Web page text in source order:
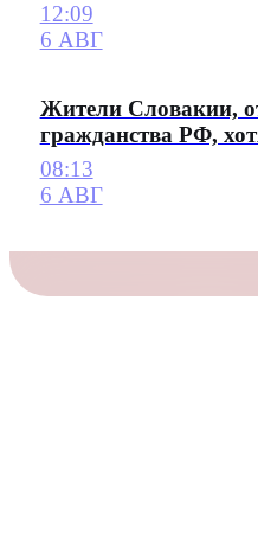
12:09
6 АВГ
Жители Словакии,
гражданства РФ,
08:13
6 АВГ